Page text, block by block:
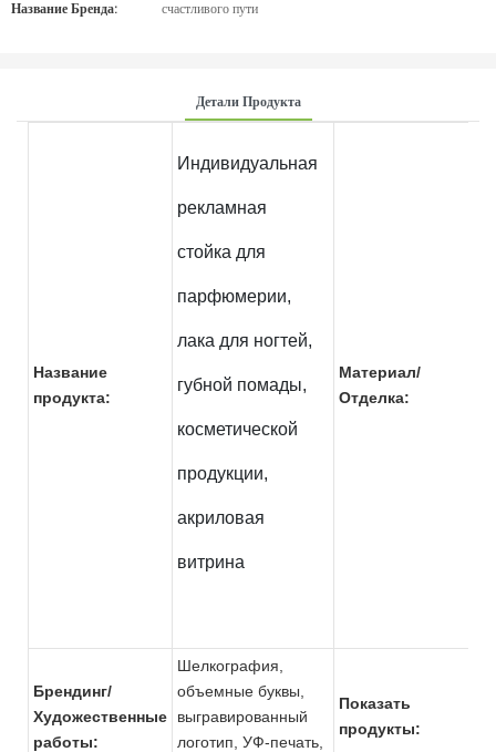
Название Бренда: счастливого пути
Детали Продукта
Название
продукта:
Индивидуальная
рекламная
стойка для
парфюмерии,
лака для ногтей,
губной помады,
косметической
продукции,
акриловая
витрина
Материал/
Отделка:
Брендинг/
Художественные
работы:
Шелкография,
объемные буквы,
выгравированный
логотип, УФ-печать,
Показать
продукты: